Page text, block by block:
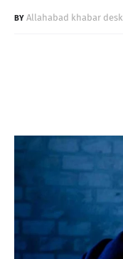
Allahabad khabar desk